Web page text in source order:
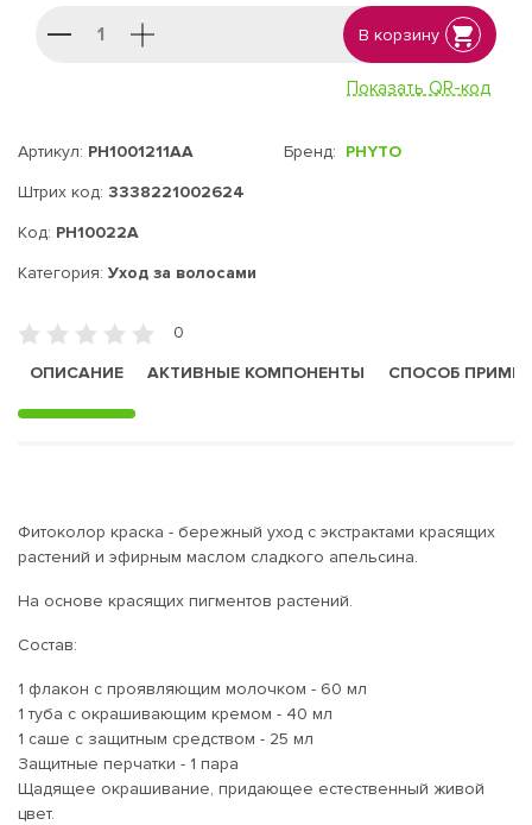
В корзину
Показать QR-код
Артикул: PH1001211AA
Штрих код: 3338221002624
Код: PH10022A
Бренд: PHYTO
Категория: Уход за волосами
0
ОПИСАНИЕ
АКТИВНЫЕ КОМПОНЕНТЫ СПОСОБ
Фитоколор краска - бережный уход с экстрактами красящих
растений и эфирным маслом сладкого апельсина.
На основе красящих пигментов растений.
Состав:
1 флакон с проявляющим молочком - 60 мл
1 туба с окрашивающим кремом - 40 мл
1 саше с защитным средством - 25 мл
Защитные перчатки - 1 пара
Щадящее окрашивание, придающее естественный живой
цвет.